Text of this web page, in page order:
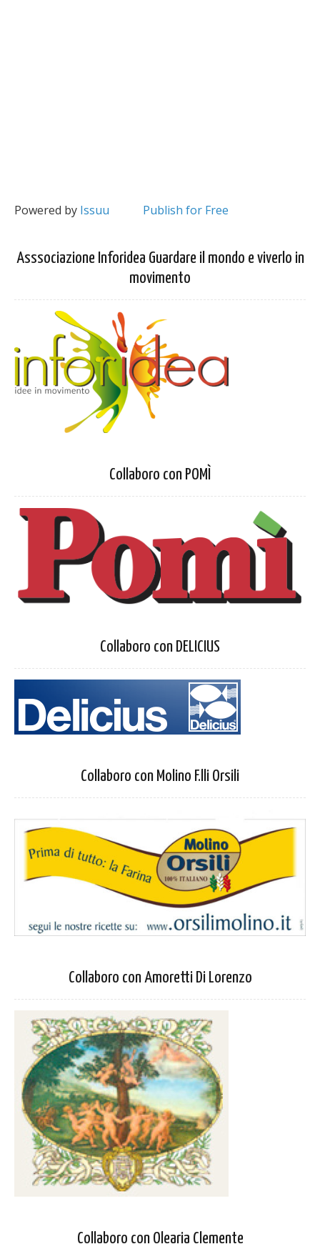
Powered by Issuu Publish for Free
Asssociazione Inforidea Guardare il mondo e viverlo in
movimento
Collaboro con POMÌ
Collaboro con DELICIUS
Collaboro con Molino F.lli Orsili
Collaboro con Amoretti Di Lorenzo
Collaboro con Olearia Clemente